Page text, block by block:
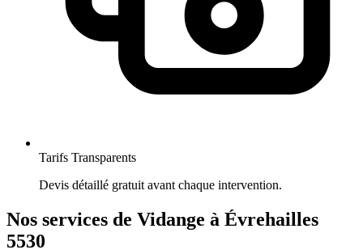
Tarifs Transparents
Devis détaillé gratuit avant chaque intervention.
Nos services de Vidange à Évrehailles
5530